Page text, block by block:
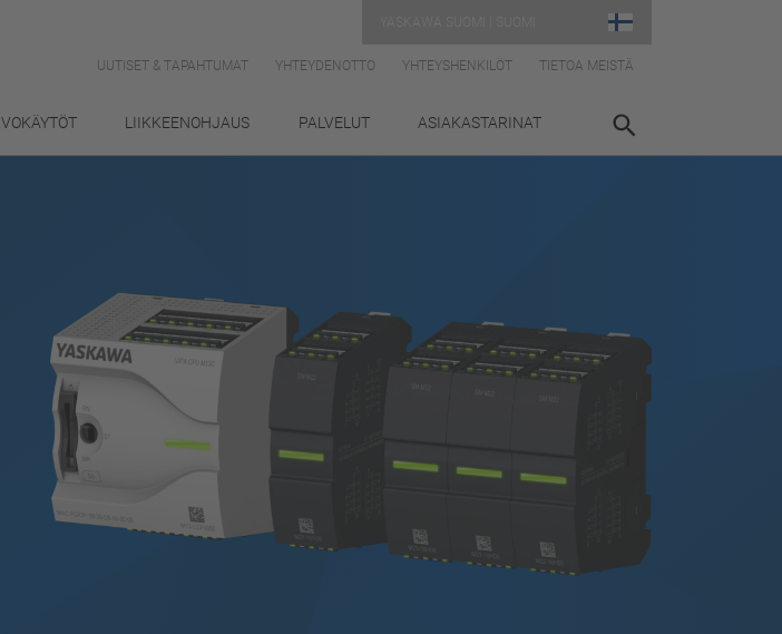
UUTISET & TAPAHTUMAT YHTEYDENOTTO YHTEYSHENKILÖT TIETOA MEISTÄ
LIIKKEENOHJAUS PALVELUT ASIAKASTARINAT